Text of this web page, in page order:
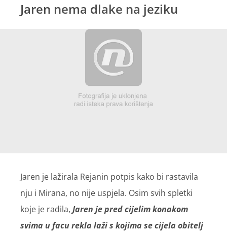
Jaren nema dlake na jeziku
Jaren je lažirala Rejanin potpis kako bi rastavila
nju i Mirana, no nije uspjela. Osim svih spletki
koje je radila, Jaren je pred cijelim konakom
svima u facu rekla laži s kojima se cijela obitelj